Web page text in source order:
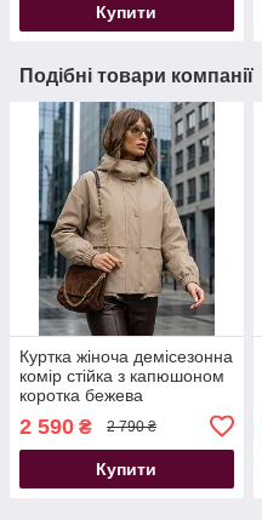
Купити
Подібні товари компанії
Куртка жіноча демісезонна
комір стійка з капюшоном
коротка бежева
2 590 ₴ 2 790 ₴
Купити